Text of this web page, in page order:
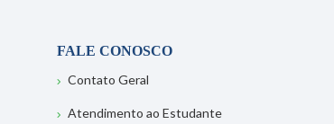
FALE CONOSCO
Contato Geral
Atendimento ao Estudante